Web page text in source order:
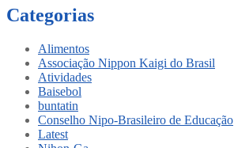
Categorias
Alimentos
Associação Nippon Kaigi do Brasil
Atividades
Baisebol
buntatin
Conselho Nipo-Brasileiro de Educação
Latest